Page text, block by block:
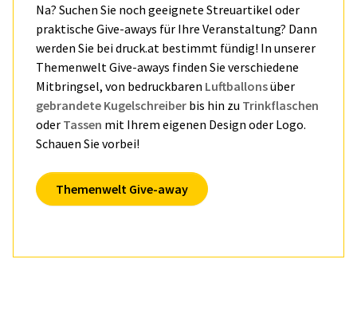
Na? Suchen Sie noch geeignete Streuartikel oder
praktische Give-aways für Ihre Veranstaltung? Dann
werden Sie bei druck.at bestimmt fündig! In unserer
Themenwelt Give-aways finden Sie verschiedene
Mitbringsel, von bedruckbaren Luftballonsüber
gebrandete Kugelschreiber bis hin zu Trinkflaschen
oder Tassen mit Ihrem eigenen Design oder Logo.
Schauen Sie vorbei!
Themenwelt Give-away